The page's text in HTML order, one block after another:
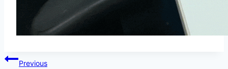
Post
Previous